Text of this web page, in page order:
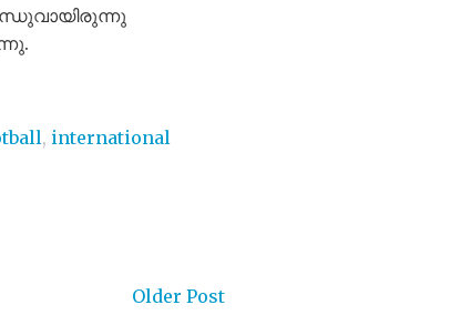
, international
Older Post